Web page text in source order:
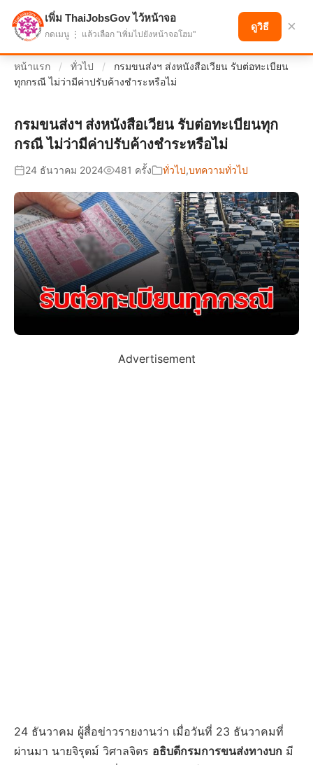
แบ่งปันโอกาส เพื่ออนาคตที่ก้าวหน้า
หน้าแรก / ทั่วไป /
กรมขนส่งฯ ส่งหนังสือเวียน รับต่อทะเบียน
ทุกกรณี ไม่ว่ามีค่าปรับค้างชำระหรือไม่
กรมขนส่งฯ ส่งหนังสือเวียน รับต่อทะเบียนทุก
กรณี ไม่ว่ามีค่าปรับค้างชำระหรือไม่
24 ธันวาคม 2024 481 ครั้ง ทั่วไป,บทความทั่วไป
Advertisement
24 ธันวาคม ผู้สื่อข่าวรายงานว่า เมื่อวันที่ 23 ธันวาคมที่
ผ่านมา นายจิรุตม์ วิศาลจิตร อธิบดีกรมการขนส่งทางบก มี
เพิ่ม ThaiJobsGov ไว้หน้าจอ
กดเมนู ⋮ แล้วเลือก "เพิ่มไปยังหน้าจอโฮม"
ดูวิธี ×